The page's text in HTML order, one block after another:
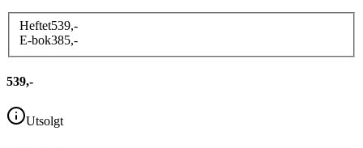
Heftet539,-
E-bok385,-
539,-
Utsolgt